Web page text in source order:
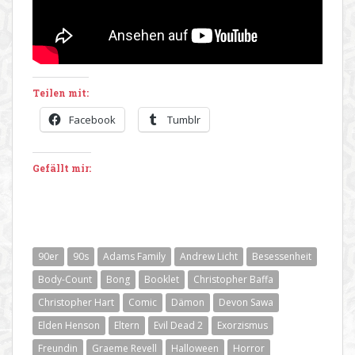
Teilen mit:
Facebook Tumblr
Gefällt mir:
90er 90s Adams Family Andrew Licht
Besessenheit
Body-Count
Bong Booklet
Christopher Baffa
Christopher Hart
Comic Dämon
Devon Sawa
Elden Henson
Eltern Evil Dead 2
Exorzismus
Freundin
Graeme Revell Halloween
Horror